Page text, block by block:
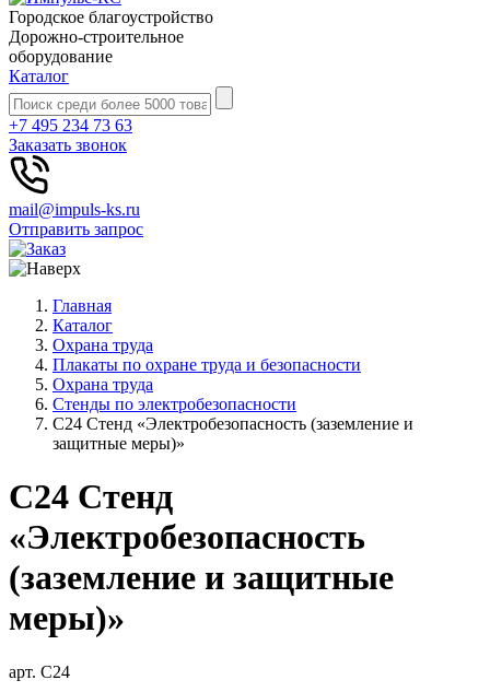
Городское благоустройство
Дорожно-строительное
оборудование
Каталог
+7 495 234 73 63
Заказать звонок
mail@impuls-ks.ru
Отправить запрос
Главная
Каталог
Охрана труда
Плакаты по охране труда и безопасности
Охрана труда
Стенды по электробезопасности
С24 Стенд «Электробезопасность (заземление и
защитные меры)»
С24 Стенд
«Электробезопасность
(заземление и защитные
меры)»
арт. С24